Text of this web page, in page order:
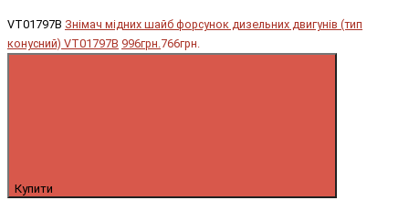
VT01797B Знімач мідних шайб форсунок дизельних двигунів (тип
конусний) VT01797B 996грн. 766грн.
Купити